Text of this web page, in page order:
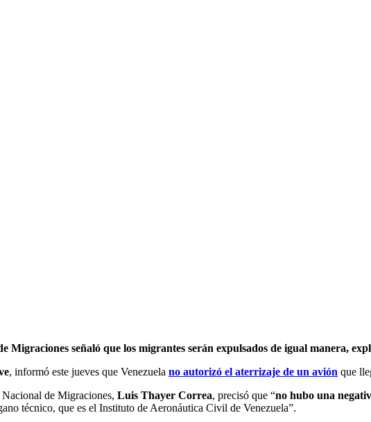
Migraciones señaló que los migrantes serán expulsados de igual manera,
, informó este jueves que Venezuela no autorizó el aterrizaje de un avión que
de Migraciones, Luis Thayer Correa, precisó que “no hubo una
técnico, que es el Instituto de Aeronáutica Civil de Venezuela”.